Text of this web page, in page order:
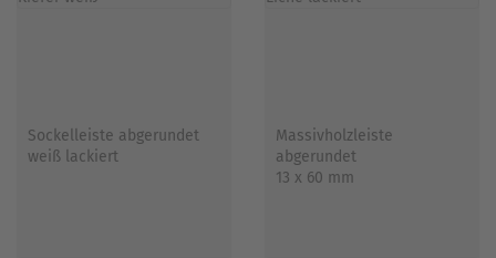
Sockelleiste abgerundet
weiß lackiert
Massivholzleiste
abgerundet
13 x 60 mm